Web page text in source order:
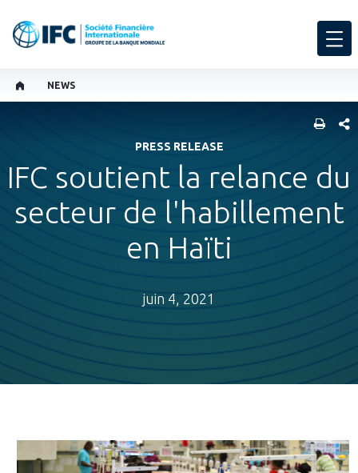
NEWS
PRESS RELEASE
IFC soutient la relance du
secteur de l'habillement
en Haïti
juin 4, 2021